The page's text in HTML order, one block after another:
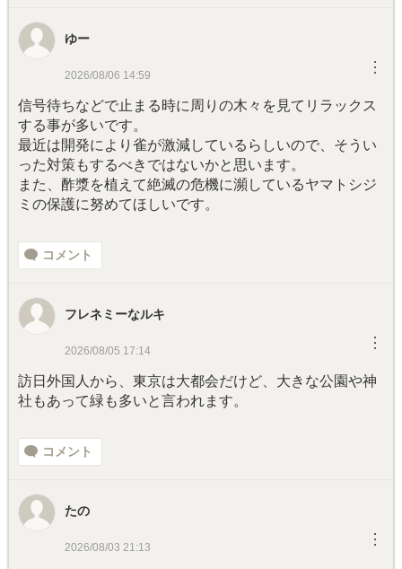
ゆー
2026/08/06 14:59 ︙
信号待ちなどで止まる時に周りの木々を見てリラックス
する事が多いです。
最近は開発により雀が激減しているらしいので、そうい
った対策もするべきではないかと思います。
また、酢漿を植えて絶滅の危機に瀕しているヤマトシジ
ミの保護に努めてほしいです。
コメント
フレネミーなルキ
2026/08/05 17:14 ︙
訪日外国人から、東京は大都会だけど、大きな公園や神
社もあって緑も多いと言われます。
コメント
たの
2026/08/03 21:13 ︙